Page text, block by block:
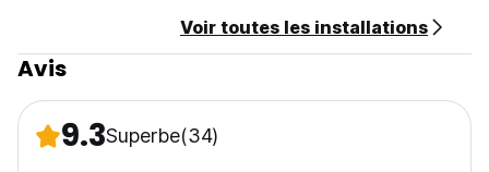
Il n'y a pas de couvre-feu.
Les enfants sont les bienvenus.
Il y a un jardin avec des chaises et une table où il est
permis de fumer.
Voir toutes les installations
Avis
9.3Superbe(34)